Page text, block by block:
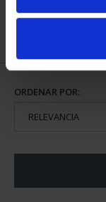
ORDENAR POR: